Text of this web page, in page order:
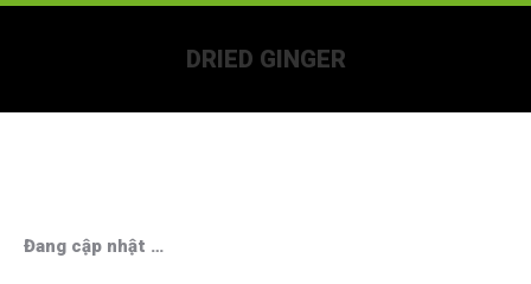
DRIED GINGER
Đang cập nhật …